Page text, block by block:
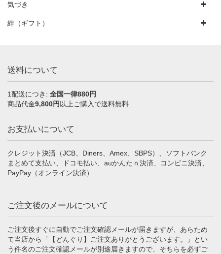
気づき
絆（ギフト）
送料について
1配送につき: 全国一律880円
商品代金9,800円 以上ご購入で送料無料
お支払いについて
クレジット決済（JCB、Diners、Amex、SBPS）、ソフトバンク
まとめて支払い、ドコモ払い、auかんたｎ決済、コンビニ決済、
PayPay（オンライン決済）
ご注文後のメールについて
ご注文後すぐに自動でご注文確認メールが届きますが、あらため
て当店から「【どんぐり】ご注文ありがとうございます。」とい
う件名のご注文確認メールが別途届きますので、そちらを必ずご